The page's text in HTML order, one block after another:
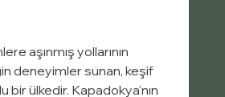
aşınmış yollarının
deneyimler sunan, keşif
bir ülkedir. Kapadokya'nın